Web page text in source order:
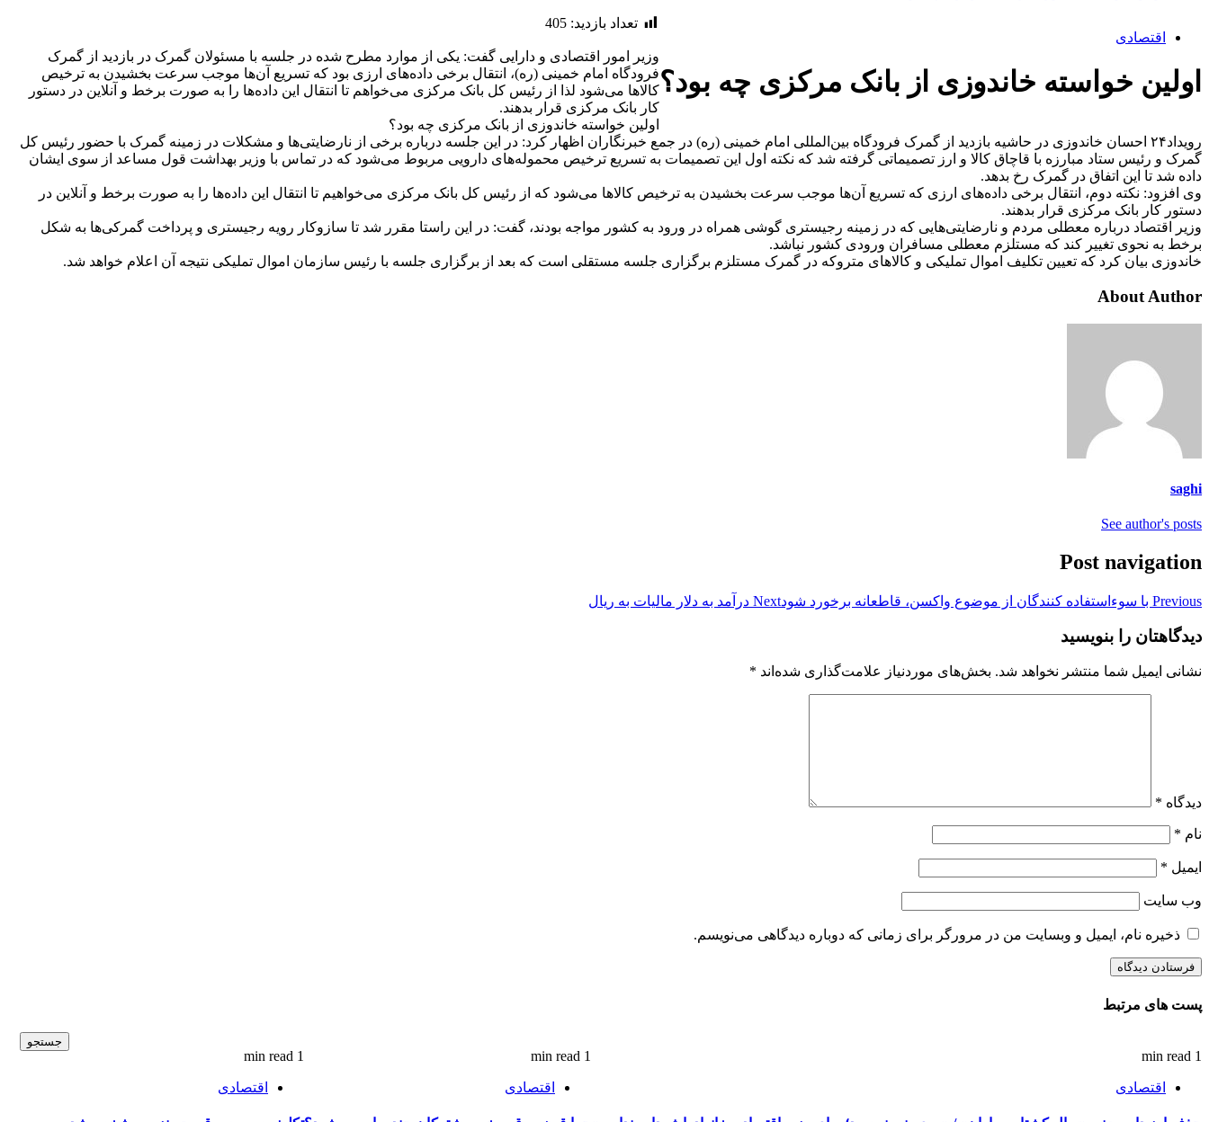
اقتصادی
اولین خواسته خاندوزی از بانک مرکزی چه بود؟
تعداد بازدید: 405
وزیر امور اقتصادی و دارایی گفت: یکی از موارد مطرح شده در جلسه با مسئولان گمرک در بازدید از گمرک
فرودگاه امام خمینی (ره)، انتقال برخی داده‌های ارزی بود که تسریع آن‌ها موجب سرعت بخشیدن به ترخیص
کالا‌ها می‌شود لذا از رئیس کل بانک مرکزی می‌خواهم تا انتقال این داده‌ها را به صورت برخط و آنلاین در دستور
کار بانک مرکزی قرار بدهند.
اولین خواسته خاندوزی از بانک مرکزی چه بود؟
رویداد۲۴ احسان خاندوزی در حاشیه بازدید از گمرک فرودگاه بین‌المللی امام خمینی (ره) در جمع خبرنگاران اظهار کرد: در این جلسه درباره برخی از نارضایتی‌ها و مشکلات در زمینه گمرک با حضور رئیس کل
گمرک و رئیس ستاد مبارزه با قاچاق کالا و ارز تصمیماتی گرفته شد که نکته اول این تصمیمات به تسریع ترخیص محموله‌های دارویی مربوط می‌شود که در تماس با وزیر بهداشت قول مساعد از سوی ایشان
داده شد تا این اتفاق در گمرک رخ بدهد.
وی افزود: نکته دوم، انتقال برخی داده‌های ارزی که تسریع آن‌ها موجب سرعت بخشیدن به ترخیص کالا‌ها می‌شود که از رئیس کل بانک مرکزی می‌خواهیم تا انتقال این داده‌ها را به صورت برخط و آنلاین در
دستور کار بانک مرکزی قرار بدهند.
وزیر اقتصاد درباره معطلی مردم و نارضایتی‌هایی که در زمینه رجیستری گوشی همراه در ورود به کشور مواجه بودند، گفت: در این راستا مقرر شد تا سازوکار رویه رجیستری و پرداخت گمرکی‌ها به شکل
برخط به نحوی تغییر کند که مستلزم معطلی مسافران ورودی کشور نباشد.
خاندوزی بیان کرد که تعیین تکلیف اموال تملیکی و کالا‌های متروکه در گمرک مستلزم برگزاری جلسه مستقلی است که بعد از برگزاری جلسه با رئیس سازمان اموال تملیکی نتیجه آن اعلام خواهد شد.
About Author
saghi
See author's posts
Post navigation
Previous با سوءاستفاده کنندگان از موضوع واکسن، قاطعانه برخورد شودNext درآمد به دلار مالیات به ریال
دیدگاهتان را بنویسید
نشانی ایمیل شما منتشر نخواهد شد. بخش‌های موردنیاز علامت‌گذاری شده‌اند *
دیدگاه *
نام *
ایمیل *
وب‌ سایت
ذخیره نام، ایمیل و وبسایت من در مرورگر برای زمانی که دوباره دیدگاهی می‌نویسم.
پست های مرتبط
1 min read
اقتصادی
1 min read
اقتصادی
1 min read
اقتصادی